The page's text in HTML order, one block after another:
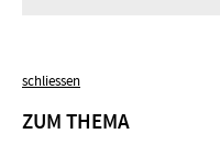
schliessen
ZUM THEMA